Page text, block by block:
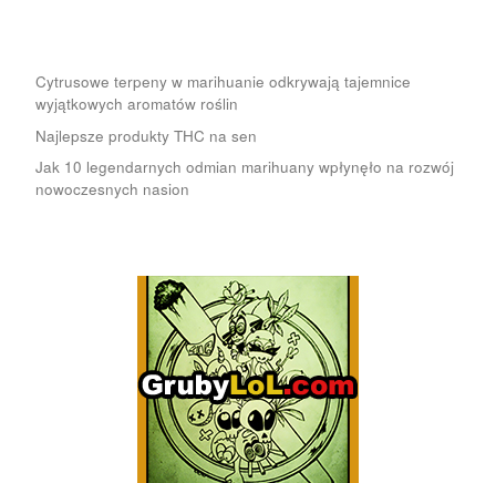
Cytrusowe terpeny w marihuanie odkrywają tajemnice
wyjątkowych aromatów roślin
Najlepsze produkty THC na sen
Jak 10 legendarnych odmian marihuany wpłynęło na rozwój
nowoczesnych nasion